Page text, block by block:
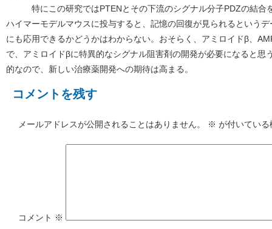
特にこの研究ではPTENとその下流のシグナル分子PDZの結合
ハイマーモデルマウスに投与すると、記憶の回復が見られるという
にも応用できるかどうかはわからない。おそらく、アミロイドβ、
で、アミロイドβに特異的なシグナル阻害剤の開発が必要になると思
的なので、新しい治療薬開発への期待は高まる。
コメントを残す
メールアドレスが公開されることはありません。 ※ が付いてい
コメント ※